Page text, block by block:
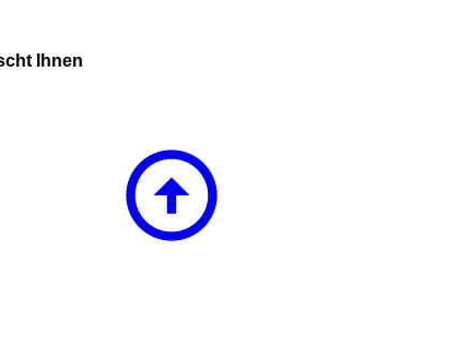
Ihnen